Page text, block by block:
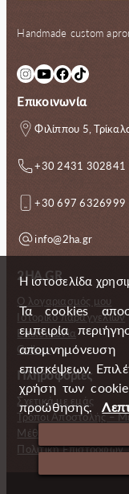
Handmade custom
InstagramYouTube Facebook TikTok
Επικοινωνία
Φιλίππου 5,
+30 2431 302841
+30 697 6326999
info@2ha.gr
2HA.GR
Ο λογαριασμός μου
Ιστορικό παραγγελιών
Επικοινωνία
Gallery
Πληροφορίες
Σχετικά με εμάς
Τρόποι Αποστολής –
Μέθοδοι πληρωμής
Πολιτική Επιστροφών
Η ιστοσελίδα
Τα cookies
εμπειρία
επισκέψεων.
χρήση των cookies
προώθησης.